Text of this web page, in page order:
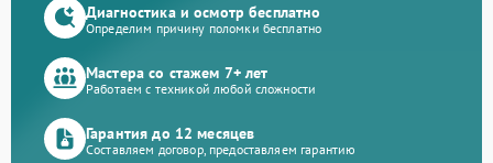
Диагностика и осмотр бесплатно
Определим причину поломки бесплатно
Мастера со стажем 7+ лет
Работаем с техникой любой сложности
Гарантия до 12 месяцев
Составляем договор, предоставляем гарантию